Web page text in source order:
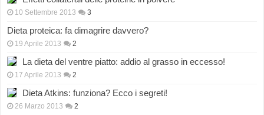
10 Settembre 2013 3
Dieta proteica: fa dimagrire davvero?
19 Aprile 2013 2
La dieta del ventre piatto: addio al grasso in eccesso!
17 Aprile 2013 2
Dieta Atkins: funziona? Ecco i segreti!
26 Marzo 2013 2